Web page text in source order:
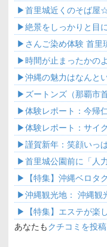
首里城近くのそば屋
絶景をしっかりと目
で夏休み..
さんご染め体験 首
て来..
時間が止まったかの
ごくよか..
沖縄の魅力はなんと
海でした..
ズートンズ（那覇市
体験レポート：今帰
遺産（..
体験レポート：サイ
皆さん..
謹賀新年：笑顔いっ
首里城公園前に「人
目見えし..
【特集】沖縄ベロ
沖縄観光地： 沖縄観
【特集】エステが
リゾート..
あなたもクチコミを投稿